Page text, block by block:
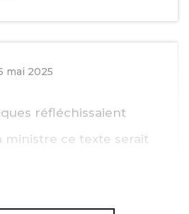
mai 2025
réfléchissaient
ministre ce texte serait